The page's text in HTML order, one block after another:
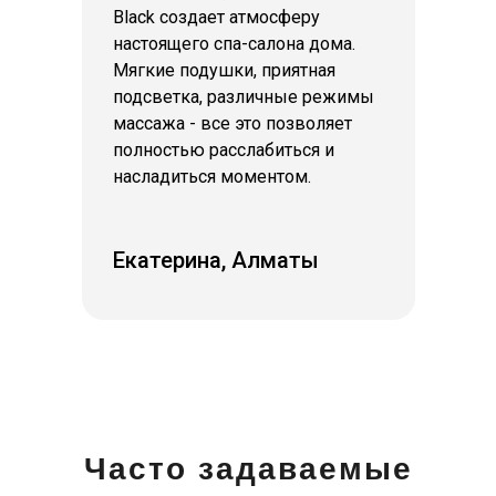
Black создает атмосферу
настоящего спа-салона дома.
Мягкие подушки, приятная
подсветка, различные режимы
массажа - все это позволяет
полностью расслабиться и
насладиться моментом.
Екатерина, Алматы
Часто задаваемые
связи на сайте Genau.kz.